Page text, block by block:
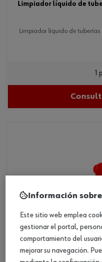
limpiador líquido de
limpiador líquido de tuberías
1
Información
Este sitio web emplea
gestionar el portal,
comportamiento del
mejorar su navegación.